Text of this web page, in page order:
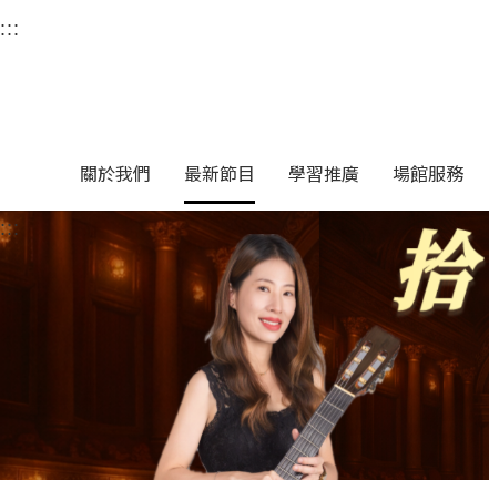
衛武營國家藝術文化中心
中央內容區塊，為本頁主要內容區。
:::
關於我們 最新節目 學習推廣 場館服務
::: 中央內容區塊，為本頁主要內容區。